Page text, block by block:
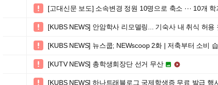
 [고대신문 보도] 소속변경 정원 10명으로 축소 ··· 10개
 [KUBS NEWS] 안암학사 리모델링... 기숙사 내 취식 허용
 [KUBS NEWS] 뉴스쿱; NEWscoop 2화 | 저축부터 소비
 [KUTV NEWS] 총학생회장단 선거 무산  
 [KUBS NEWS] 하나트래블로그 국제학생증 무료 발급 행